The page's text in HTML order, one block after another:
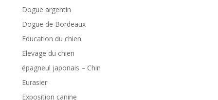
Dogue argentin
Dogue de Bordeaux
Education du chien
Elevage du chien
épagneul japonais – Chin
Eurasier
Exposition canine